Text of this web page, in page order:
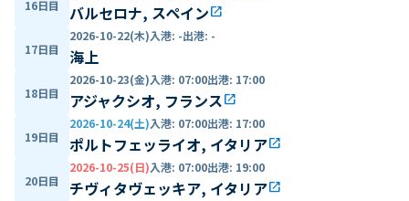
16日目 バルセロナ, スペインopen_in_new
17日目
2026-10-22(木)入港: -出港: -
海上
18日目
2026-10-23(金)入港: 07:00出港: 17:00
アジャクシオ, フランスopen_in_new
19日目
2026-10-24(土)入港: 07:00出港: 17:00
ポルトフェッライオ, イタリアopen_in_new
20日目
2026-10-25(日)入港: 07:00出港: 19:00
チヴィタヴェッキア, イタリアopen_in_new